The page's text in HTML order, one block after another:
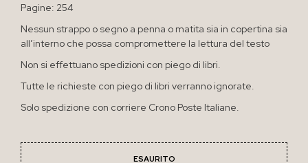
Pagine: 254
Nessun strappo o segno a penna o matita sia in copertina sia
all’interno che possa compromettere la lettura del testo
Non si effettuano spedizioni con piego di libri.
Tutte le richieste con piego di libri verranno ignorate.
Solo spedizione con corriere Crono Poste Italiane.
ESAURITO